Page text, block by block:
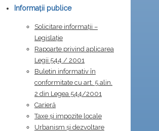
Informații publice
Solicitare informații –
Legislație
Rapoarte privind aplicarea
Legii 544 / 2001
Buletin informativ în
conformitate cu art. 5 alin.
2 din Legea 544/2001
Carieră
Taxe și impozite locale
Urbanism și dezvoltare